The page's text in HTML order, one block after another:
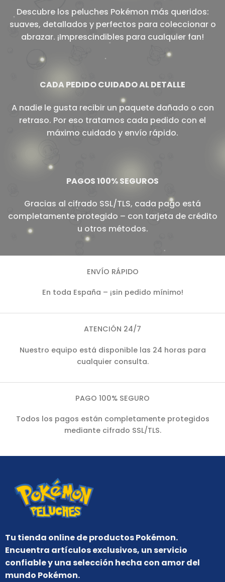
Descubre los peluches Pokémon más queridos:
suaves, detallados y perfectos para coleccionar o
abrazar. ¡Imprescindibles para cualquier fan!
CADA PEDIDO CUIDADO AL DETALLE
A nadie le gusta recibir un paquete dañado o con
retraso. Por eso tratamos cada pedido con el
máximo cuidado y envío rápido.
PAGOS 100% SEGUROS
Gracias al cifrado SSL/TLS, cada pago está
completamente protegido – con tarjeta de crédito
u otros métodos.
ENVÍO RÁPIDO
En toda España – ¡sin pedido mínimo!
ATENCIÓN 24/7
Nuestro equipo está disponible las 24 horas para
cualquier consulta.
PAGO 100% SEGURO
Todos los pagos están completamente protegidos
mediante cifrado SSL/TLS.
Tu tienda online de productos Pokémon.
Encuentra artículos exclusivos, un servicio
confiable y una selección hecha con amor del
mundo Pokémon.